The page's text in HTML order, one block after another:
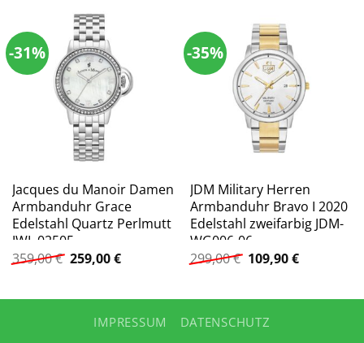
-31%
Jacques du Manoir Damen
Armbanduhr Grace
Edelstahl Quartz Perlmutt
JWL 02505
359,00€ Ursprünglicher
Preis
359,00 €
259,00€Aktueller
259,00 €.
-35%
JDM Military Herren
Armbanduhr Bravo I 2020
Edelstahl zweifarbig JDM-
WG006-06
299,00€ Ursprünglicher
Preis
299,00 €
109,90€Aktueller
109,90 €.
IMPRESSUM DATENSCHUTZ